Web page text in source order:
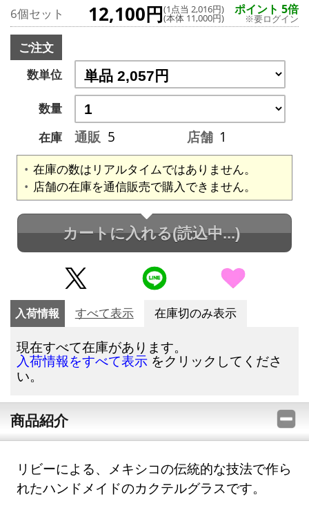
6個セット 12,100円(1点当 2,016円)
(本体 11,000円)
ポイント 5倍
※要ログイン
ご注文
数単位
数量
在庫
通販 5 店舗 1
在庫の数はリアルタイムではありません。
店舗の在庫を通信販売で購入できません。
カートに入れる(読込中...)
入荷情報 すべて表示 在庫切のみ表示
現在すべて在庫があります。
入荷情報をすべて表示 をクリックしてくださ
い。
商品紹介
リビーによる、メキシコの伝統的な技法で作ら
れたハンドメイドのカクテルグラスです。